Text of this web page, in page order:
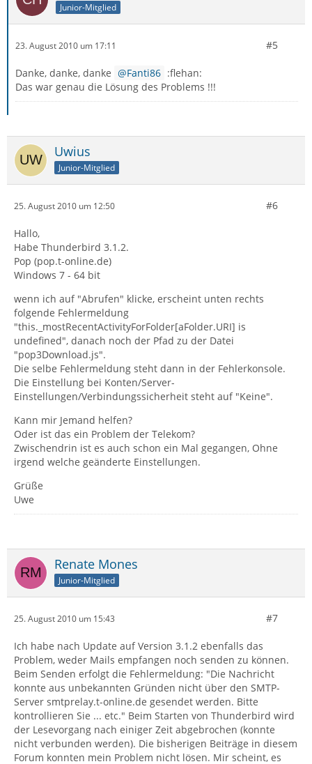
Junior-Mitglied
23. August 2010 um 17:11 #5
Danke, danke, danke Fanti86 :flehan:
Das war genau die Lösung des Problems !!!
Uwius
Junior-Mitglied
25. August 2010 um 12:50 #6
Hallo,
Habe Thunderbird 3.1.2.
Pop (pop.t-online.de)
Windows 7 - 64 bit
wenn ich auf "Abrufen" klicke, erscheint unten rechts
folgende Fehlermeldung
"this._mostRecentActivityForFolder[aFolder.URI] is
undefined", danach noch der Pfad zu der Datei
"pop3Download.js".
Die selbe Fehlermeldung steht dann in der Fehlerkonsole.
Die Einstellung bei Konten/Server-
Einstellungen/Verbindungssicherheit steht auf "Keine".
Kann mir Jemand helfen?
Oder ist das ein Problem der Telekom?
Zwischendrin ist es auch schon ein Mal gegangen, Ohne
irgend welche geänderte Einstellungen.
Grüße
Uwe
Renate Mones
Junior-Mitglied
25. August 2010 um 15:43 #7
Ich habe nach Update auf Version 3.1.2 ebenfalls das
Problem, weder Mails empfangen noch senden zu können.
Beim Senden erfolgt die Fehlermeldung: "Die Nachricht
konnte aus unbekannten Gründen nicht über den SMTP-
Server smtprelay.t-online.de gesendet werden. Bitte
kontrollieren Sie ... etc." Beim Starten von Thunderbird wird
der Lesevorgang nach einiger Zeit abgebrochen (konnte
nicht verbunden werden). Die bisherigen Beiträge in diesem
Forum konnten mein Problem nicht lösen. Mir scheint, es